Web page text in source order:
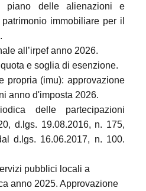
piano delle alienazioni e
immobiliare per il
all’irpef anno 2026.
e soglia di esenzione.
propria (imu): approvazione
anno d'imposta 2026.
delle partecipazioni
d.lgs. 19.08.2016, n. 175,
d.lgs. 16.06.2017, n. 100.
pubblici locali a
anno 2025. Approvazione